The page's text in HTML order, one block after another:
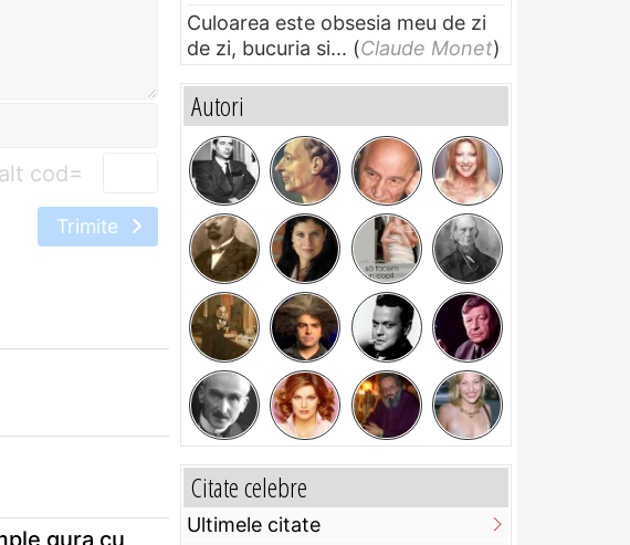
=
Trimite
gura cu
Culoarea este obsesia meu de zi
de zi, bucuria si... (Claude Monet)
Autori
Citate celebre
Ultimele citate